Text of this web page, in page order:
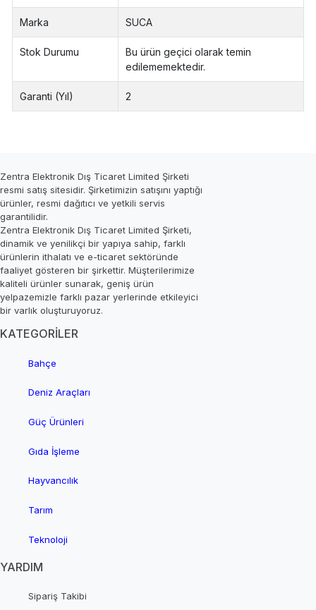
Marka SUCA
Stok Durumu
Bu ürün geçici olarak temin
edilememektedir.
Garanti (Yıl) 2
Zentra Elektronik Dış Ticaret Limited Şirketi
resmi satış sitesidir. Şirketimizin satışını yaptığı
ürünler, resmi dağıtıcı ve yetkili servis
garantilidir.
Zentra Elektronik Dış Ticaret Limited Şirketi,
dinamik ve yenilikçi bir yapıya sahip, farklı
ürünlerin ithalatı ve e-ticaret sektöründe
faaliyet gösteren bir şirkettir. Müşterilerimize
kaliteli ürünler sunarak, geniş ürün
yelpazemizle farklı pazar yerlerinde etkileyici
bir varlık oluşturuyoruz.
KATEGORİLER
Bahçe
Deniz Araçları
Güç Ürünleri
Gıda İşleme
Hayvancılık
Tarım
Teknoloji
YARDIM
Sipariş Takibi